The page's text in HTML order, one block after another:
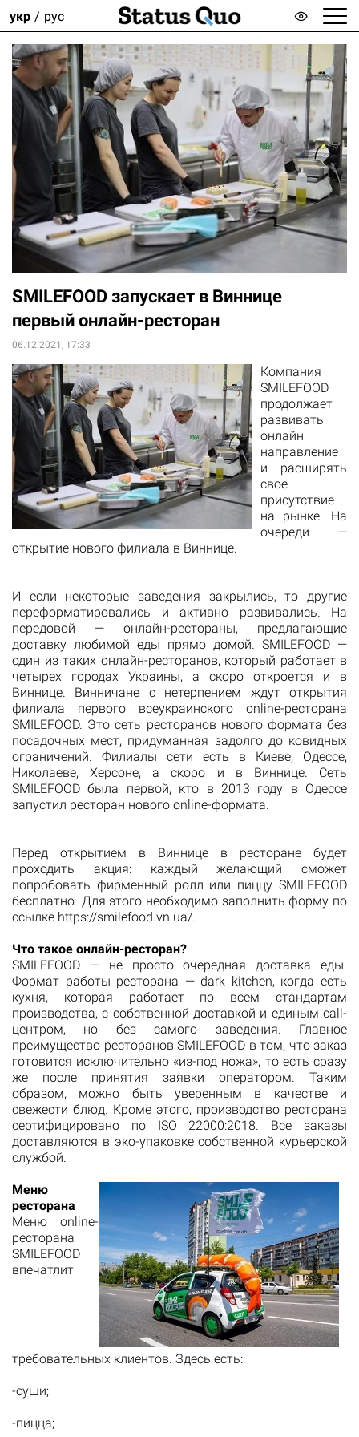
укр рус
SMILEFOOD запускает в Виннице
первый онлайн-ресторан
06.12.2021, 17:33
Компания
SMILEFOOD
продолжает
развивать
онлайн
направление
и расширять
свое
присутствие
на рынке. На
очереди —
открытие нового филиала в Виннице.
И если некоторые заведения закрылись, то другие
переформатировались и активно развивались. На
передовой — онлайн-рестораны, предлагающие
доставку любимой еды прямо домой. SMILEFOOD —
один из таких онлайн-ресторанов, который работает в
четырех городах Украины, а скоро откроется и в
Виннице. Винничане с нетерпением ждут открытия
филиала первого всеукраинского online-ресторана
SMILEFOOD. Это сеть ресторанов нового формата без
посадочных мест, придуманная задолго до ковидных
ограничений. Филиалы сети есть в Киеве, Одессе,
Николаеве, Херсоне, а скоро и в Виннице. Сеть
SMILEFOOD была первой, кто в 2013 году в Одессе
запустил ресторан нового online-формата.
Перед открытием в Виннице в ресторане будет
проходить акция: каждый желающий сможет
попробовать фирменный ролл или пиццу SMILEFOOD
бесплатно. Для этого необходимо заполнить форму по
ссылке https://smilefood.vn.ua/.
Что такое онлайн-ресторан?
SMILEFOOD — не просто очередная доставка еды.
Формат работы ресторана — dark kitchen, когда есть
кухня, которая работает по всем стандартам
производства, с собственной доставкой и единым call-
центром, но без самого заведения. Главное
преимущество ресторанов SMILEFOOD в том, что заказ
готовится исключительно «из-под ножа», то есть сразу
же после принятия заявки оператором. Таким
образом, можно быть уверенным в качестве и
свежести блюд. Кроме этого, производство ресторана
сертифицировано по ISO 22000:2018. Все заказы
доставляются в эко-упаковке собственной курьерской
службой.
Меню
ресторана
Меню online-
ресторана
SMILEFOOD
впечатлит
требовательных клиентов. Здесь есть:
-суши;
-пицца;